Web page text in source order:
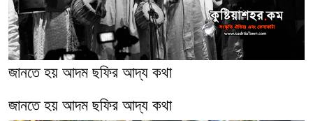
জানতে হয় আদম ছফির আদ্য কথা
জানতে হয় আদম ছফির আদ্য কথা